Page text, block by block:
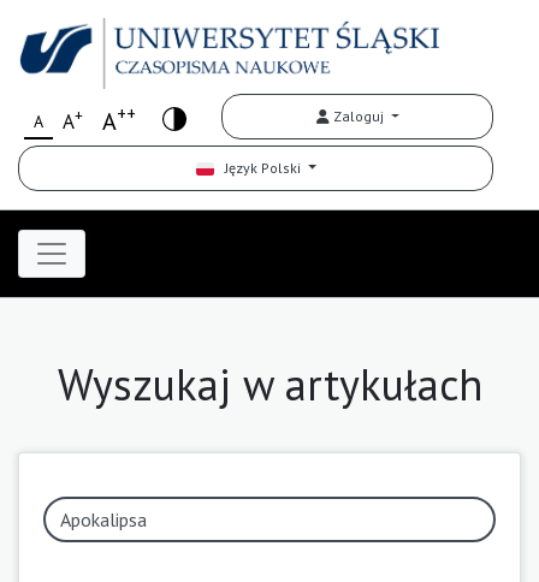
A A+ A++ Zaloguj
Język Polski
Wyszukaj w artykułach